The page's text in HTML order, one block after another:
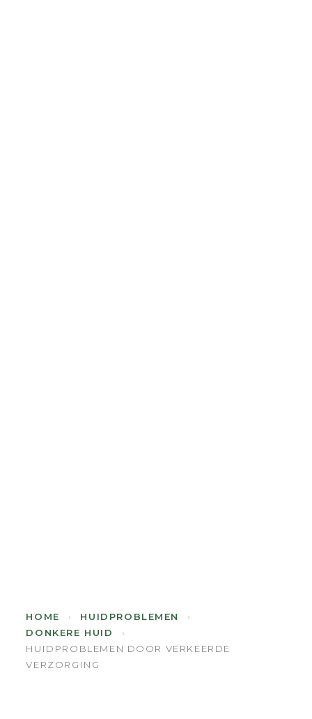
HOME › HUIDPROBLEMEN
›
DONKERE HUID
›
HUIDPROBLEMEN DOOR VERKEERDE
VERZORGING